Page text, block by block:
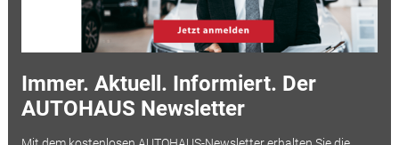
Immer. Aktuell. Informiert. Der
AUTOHAUS Newsletter